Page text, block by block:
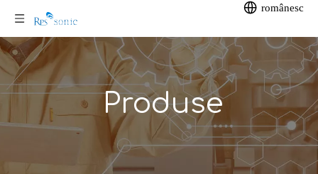
românesc
Produse